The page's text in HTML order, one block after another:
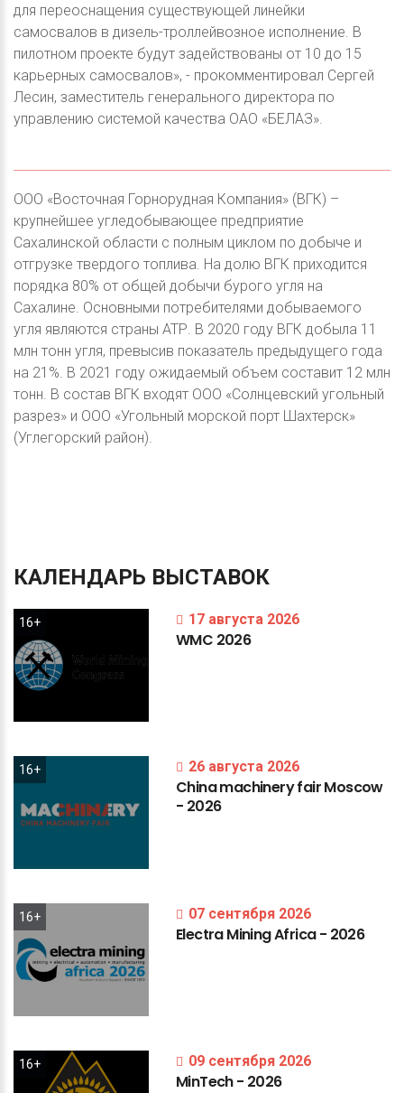
для переоснащения существующей линейки
самосвалов в дизель-троллейвозное исполнение. В
пилотном проекте будут задействованы от 10 до 15
карьерных самосвалов», - прокомментировал Сергей
Лесин, заместитель генерального директора по
управлению системой качества ОАО «БЕЛАЗ».
ООО «Восточная Горнорудная Компания» (ВГК) –
крупнейшее угледобывающее предприятие
Сахалинской области с полным циклом по добыче и
отгрузке твердого топлива. На долю ВГК приходится
порядка 80% от общей добычи бурого угля на
Сахалине. Основными потребителями добываемого
угля являются страны АТР. В 2020 году ВГК добыла 11
млн тонн угля, превысив показатель предыдущего года
на 21%. В 2021 году ожидаемый объем составит 12 млн
тонн. В состав ВГК входят ООО «Солнцевский угольный
разрез» и ООО «Угольный морской порт Шахтерск»
(Углегорский район).
КАЛЕНДАРЬ ВЫСТАВОК
16+ 17 августа 2026
WMC 2026
16+ 26 августа 2026
ChinamachineryfairMoscow
- 2026
16+ 07 сентября 2026
ElectraMiningAfrica- 2026
16+ 09 сентября 2026
MinTech- 2026